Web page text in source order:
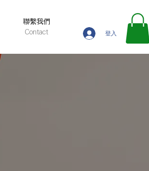
聯繫我們
Contact 登入